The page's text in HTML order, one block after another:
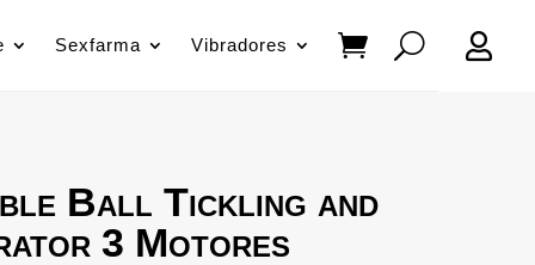
Sexfarma Vibradores 
Ball Tickling and
3 Motores